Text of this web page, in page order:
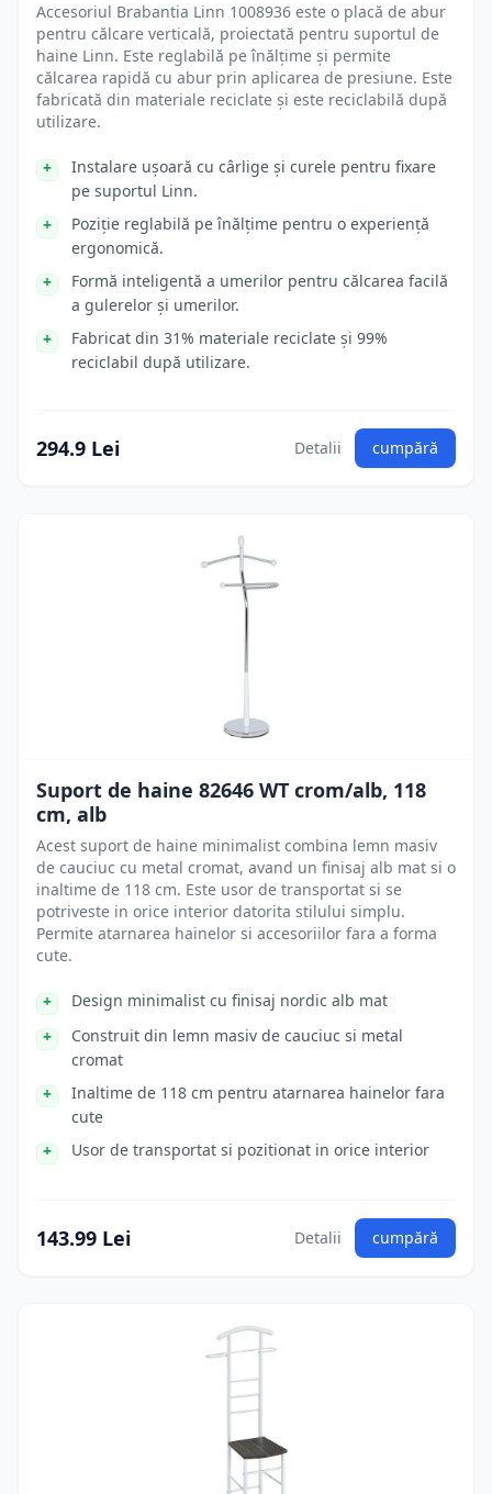
Accesoriul Brabantia Linn 1008936 este o placă de abur
pentru călcare verticală, proiectată pentru suportul de
haine Linn. Este reglabilă pe înălțime și permite
călcarea rapidă cu abur prin aplicarea de presiune. Este
fabricată din materiale reciclate și este reciclabilă după
utilizare.
Instalare ușoară cu cârlige și curele pentru fixare
pe suportul Linn.
Poziție reglabilă pe înălțime pentru o experiență
ergonomică.
Formă inteligentă a umerilor pentru călcarea facilă
a gulerelor și umerilor.
Fabricat din 31% materiale reciclate și 99%
reciclabil după utilizare.
294.9 Lei Detalii cumpără
Suport de haine 82646 WT crom/alb, 118
cm, alb
Acest suport de haine minimalist combina lemn masiv
de cauciuc cu metal cromat, avand un finisaj alb mat si o
inaltime de 118 cm. Este usor de transportat si se
potriveste in orice interior datorita stilului simplu.
Permite atarnarea hainelor si accesoriilor fara a forma
cute.
Design minimalist cu finisaj nordic alb mat
Construit din lemn masiv de cauciuc si metal
cromat
Inaltime de 118 cm pentru atarnarea hainelor fara
cute
Usor de transportat si pozitionat in orice interior
143.99 Lei Detalii cumpără